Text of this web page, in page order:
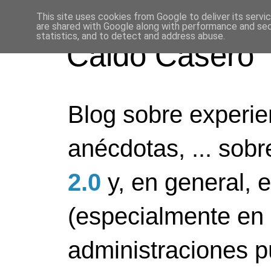
Caldo Casero
Blog sobre
anécdotas, ...
2.0 y, en general,
(especialmente
administraciones
This site uses cookies from Google to deliver its
are shared with Google along with performance and
statistics, and to detect and address abuse.